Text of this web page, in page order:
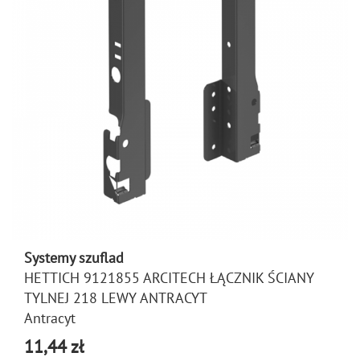
Systemy szuflad
HETTICH 9121855 ARCITECH ŁĄCZNIK ŚCIANY
TYLNEJ 218 LEWY ANTRACYT
Antracyt
11,44 zł